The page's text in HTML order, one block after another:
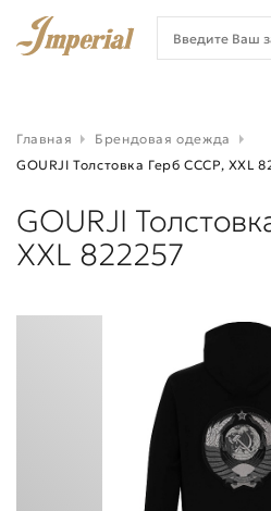
Главная
Брендовая одежда
GOURJI Толстовка Герб СССР, XXL
GOURJI
XXL 822257